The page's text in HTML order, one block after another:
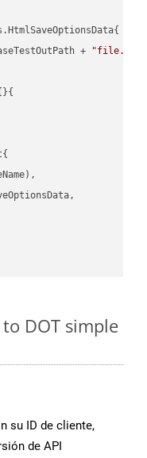
+
DOT simple
su ID de cliente,
de API